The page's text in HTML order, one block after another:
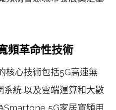
頻革命性技術
核心技術包括5G高速無
統,以及雲端運算和大數
Smartone 5G家居寬頻用